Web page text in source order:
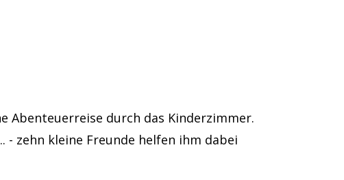
Abenteuerreise durch das Kinderzimmer.
- zehn kleine Freunde helfen ihm dabei